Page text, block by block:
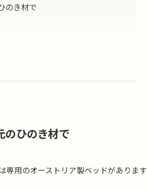
のき材で
のひのき材で
専用のオーストリア製ベッドがあります